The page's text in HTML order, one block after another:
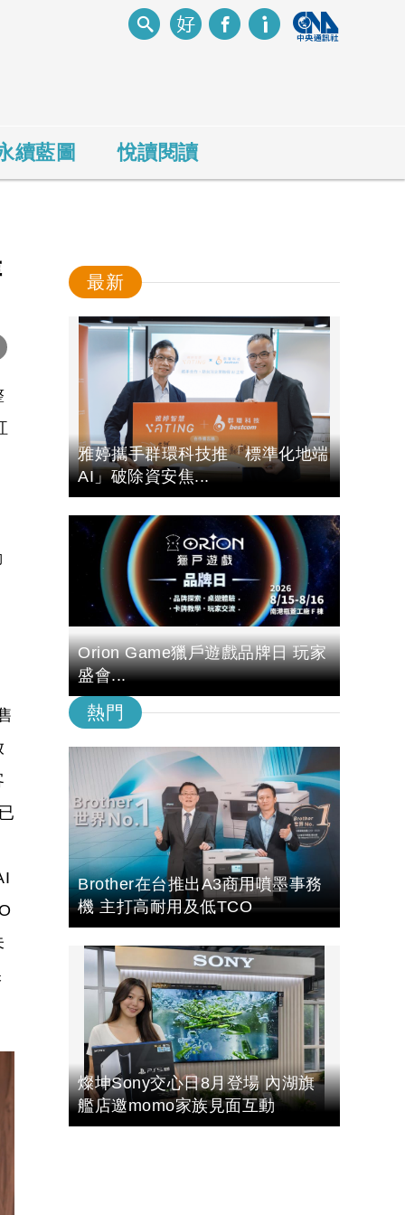
續藍圖 悅讀閱讀
最新
雅婷攜手群環科技推「標準化地端
AI」破除資安焦...
Orion Game獵戶遊戲品牌日 玩家
盛會...
熱門
Brother在台推出A3商用噴墨事務
機 主打高耐用及低TCO
燦坤Sony交心日8月登場 內湖旗
艦店邀momo家族見面互動